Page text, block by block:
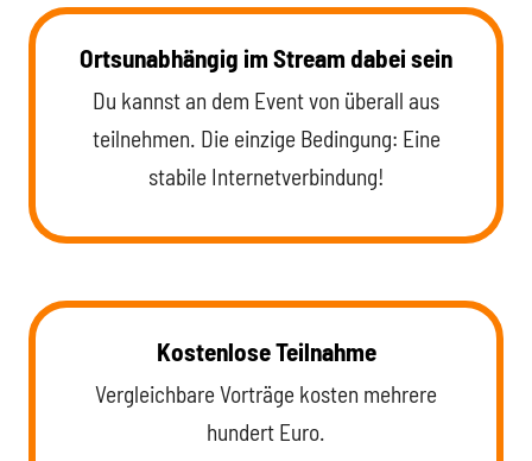
Ortsunabhängig im Stream dabei sein
Du kannst an dem Event von überall aus
teilnehmen. Die einzige Bedingung: Eine
stabile Internetverbindung!
Kostenlose Teilnahme
Vergleichbare Vorträge kosten mehrere
hundert Euro.